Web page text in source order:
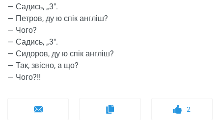
— Садись, „3".
— Петров, ду ю спік англіш?
— Чого?
— Садись, „3".
— Сидоров, ду ю спік англіш?
— Так, звісно, а що?
— Чого?!!
2